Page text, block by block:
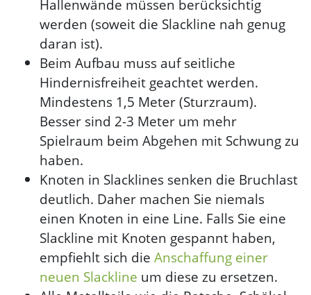
Hallenwände müssen berücksichtig
werden (soweit die Slackline nah genug
daran ist).
Beim Aufbau muss auf seitliche
Hindernisfreiheit geachtet werden.
Mindestens 1,5 Meter (Sturzraum).
Besser sind 2-3 Meter um mehr
Spielraum beim Abgehen mit Schwung zu
haben.
Knoten in Slacklines senken die Bruchlast
deutlich. Daher machen Sie niemals
einen Knoten in eine Line. Falls Sie eine
Slackline mit Knoten gespannt haben,
empfiehlt sich die Anschaffung einer
neuen Slackline um diese zu ersetzen.